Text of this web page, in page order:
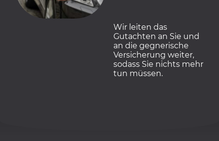
Wir leiten das
Gutachten an Sie und
an die gegnerische
Versicherung weiter,
sodass Sie nichts mehr
tun müssen.